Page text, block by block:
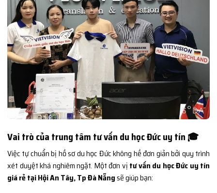
Vai trò của trung tâm tư vấn du học Đức uy tín 🎓
Việc tự chuẩn bị hồ sơ du học Đức không hề đơn giản bởi quy trình
xét duyệt khá nghiêm ngặt. Một đơn vị tư vấn du học Đức uy tín
giá rẻ tại Hội An Tây, Tp Đà Nẵngsẽ giúp bạn: